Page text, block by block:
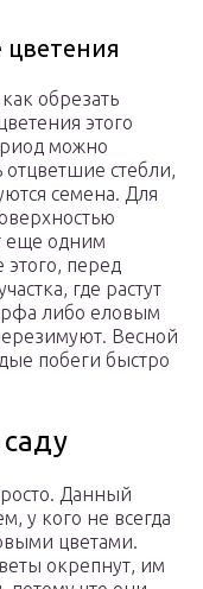
цветения
обрезать
этого
можно
отцветшие стебли,
семена. Для
еще одним
этого, перед
где растут
либо еловым
Весной
побеги быстро
Данный
у кого не всегда
цветами.
окрепнут, им